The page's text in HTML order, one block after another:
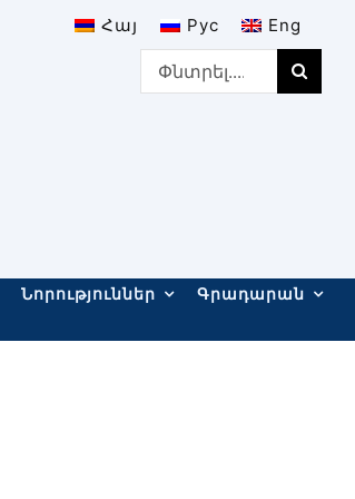
Հայ Рус
Eng
Search
for:
Նորություններ
Գրադարան